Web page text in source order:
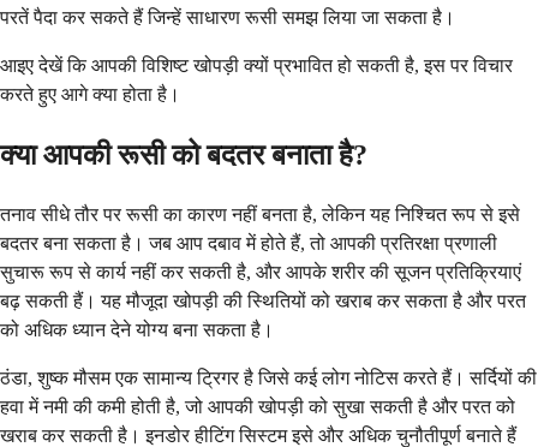
परतें पैदा कर सकते हैं जिन्हें साधारण रूसी समझ लिया जा सकता है।
आइए देखें कि आपकी विशिष्ट खोपड़ी क्यों प्रभावित हो सकती है, इस पर विचार
करते हुए आगे क्या होता है।
क्या आपकी रूसी को बदतर बनाता है?
तनाव सीधे तौर पर रूसी का कारण नहीं बनता है, लेकिन यह निश्चित रूप से इसे
बदतर बना सकता है। जब आप दबाव में होते हैं, तो आपकी प्रतिरक्षा प्रणाली
सुचारू रूप से कार्य नहीं कर सकती है, और आपके शरीर की सूजन प्रतिक्रियाएं
बढ़ सकती हैं। यह मौजूदा खोपड़ी की स्थितियों को खराब कर सकता है और परत
को अधिक ध्यान देने योग्य बना सकता है।
ठंडा, शुष्क मौसम एक सामान्य ट्रिगर है जिसे कई लोग नोटिस करते हैं। सर्दियों की
हवा में नमी की कमी होती है, जो आपकी खोपड़ी को सुखा सकती है और परत को
खराब कर सकती है। इनडोर हीटिंग सिस्टम इसे और अधिक चुनौतीपूर्ण बनाते हैं